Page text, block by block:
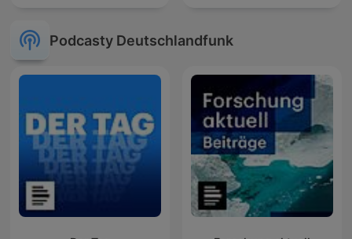
Podcasty Deutschlandfunk